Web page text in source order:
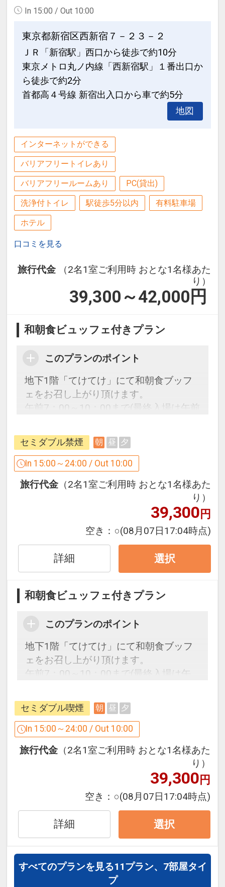
In 15:00 / Out 10:00
東京都新宿区西新宿７－２３－２
ＪＲ「新宿駅」西口から徒歩で約10分
東京メトロ丸ノ内線「西新宿駅」１番出口か
ら徒歩で約2分
首都高４号線 新宿出入口から車で約5分
地図
インターネットができる
バリアフリートイレあり
バリアフリールームあり PC(貸出)
洗浄付トイレ 駅徒歩5分以内 有料駐車場
ホテル
口コミを見る
旅行代金
（2名1室ご利用時 おとな1名様あた
り）
39,300～42,000 円
和朝食ビュッフェ付きプラン
このプランのポイント
地下1階「てけてけ」にて和朝食ブッフ
ェをお召し上がり頂けます。
午前7：00～10：00まで(最終入場は午前
日替わりで水炊き、もつ鍋、通常メニュ
ーに明太子など、
提供しております。
新しい一日の始まりを、ぜひご期待くだ
東京メトロ丸ノ内線「西新宿駅」から徒
歩2分。
「JR新宿駅」まで徒歩10分。
分。
＜転売、団体予約についての注意点＞
・旅行代理店様およびランドオペレータ
ー様など再販、転売を目的としたご予約
はお受けできません。
・ツアー催行、転売等、商用及び営利目
的としたご予約はお受けいたしかねま
す。
インターネットコース番号：DP-2-
200000044969
セミダブル禁煙 朝 昼 夕
In 15:00～24:00 / Out 10:00
旅行代金 （2名1室ご利用時 おとな1名様あた
り）
39,300円
空き： ○(08月07日17:04時点)
詳細 選択
和朝食ビュッフェ付きプラン
このプランのポイント
地下1階「てけてけ」にて和朝食ブッフ
ェをお召し上がり頂けます。
午前7：00～10：00まで(最終入場は午
日替わりで水炊き、もつ鍋、通常メニュ
ーに明太子など、
提供しております。
新しい一日の始まりを、ぜひご期待くだ
東京メトロ丸ノ内線「西新宿駅」から徒
歩2分。
「JR新宿駅」まで徒歩10分。
分。
セミダブル喫煙 朝 昼 夕
In 15:00～24:00 / Out 10:00
旅行代金 （2名1室ご利用時 おとな1名様あた
り）
39,300円
空き： ○(08月07日17:04時点)
詳細 選択
すべてのプランを見る11プラン、7部屋タイ
プ